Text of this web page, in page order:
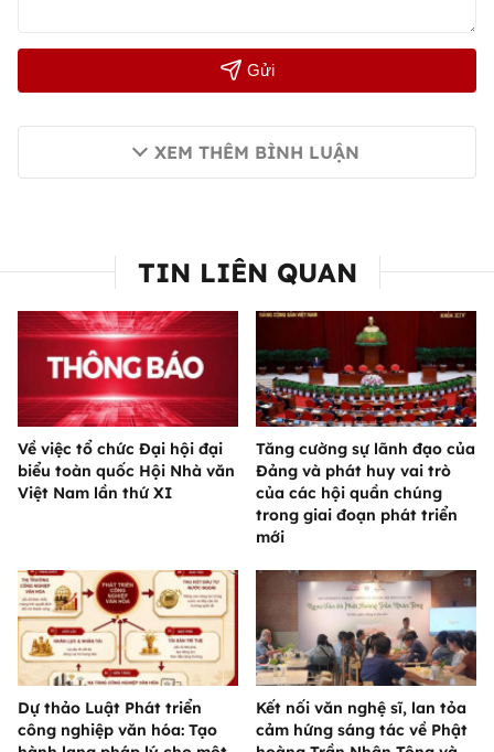
Gửi
XEM THÊM BÌNH LUẬN
TIN LIÊN QUAN
Về việc tổ chức Đại hội đại
biểu toàn quốc Hội Nhà văn
Việt Nam lần thứ XI
Tăng cường sự lãnh đạo của
Đảng và phát huy vai trò
của các hội quần chúng
trong giai đoạn phát triển
mới
Dự thảo Luật Phát triển
công nghiệp văn hóa: Tạo
Kết nối văn nghệ sĩ, lan tỏa
cảm hứng sáng tác về Phật